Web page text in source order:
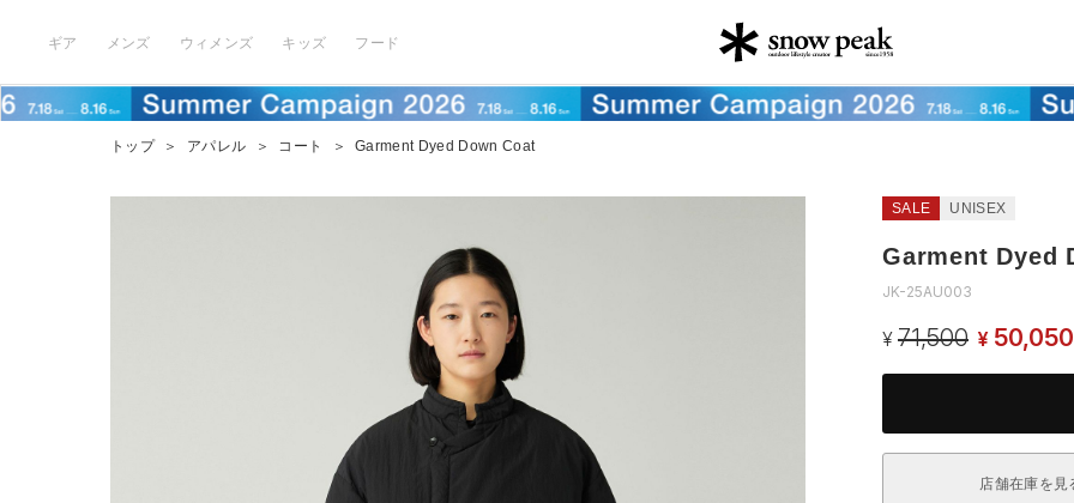
ギア メンズ ウィメンズ キッズ フード
トップ ＞ アパレル ＞ コート ＞ Garment Dyed Down Coat
SALE UNISEX
Garment Dyed
JK-25AU003
¥ 71,500 ¥ 50,050
店舗在庫を見